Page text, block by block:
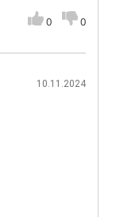
0 0
10.11.2024